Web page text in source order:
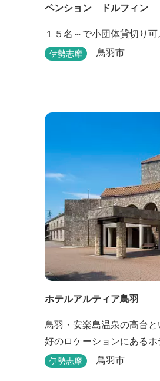
ペンション ドルフィン
１５名～で小団体貸切り可。
伊勢志摩 鳥羽市
ホテルアルティア鳥羽
鳥羽・安楽島温泉の高台
好のロケーションにあるホ
伊勢志摩 鳥羽市